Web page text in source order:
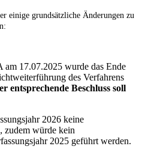
einige grundsätzliche Änderungen zu
am 17.07.2025 wurde das Ende
des Verfahrens
entsprechende Beschluss soll
2026 keine
zudem würde kein
2025 geführt werden.